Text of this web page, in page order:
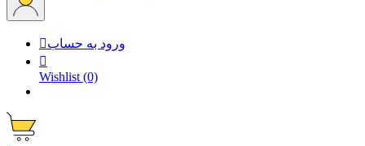
ورود به حساب

Wishlist (0)